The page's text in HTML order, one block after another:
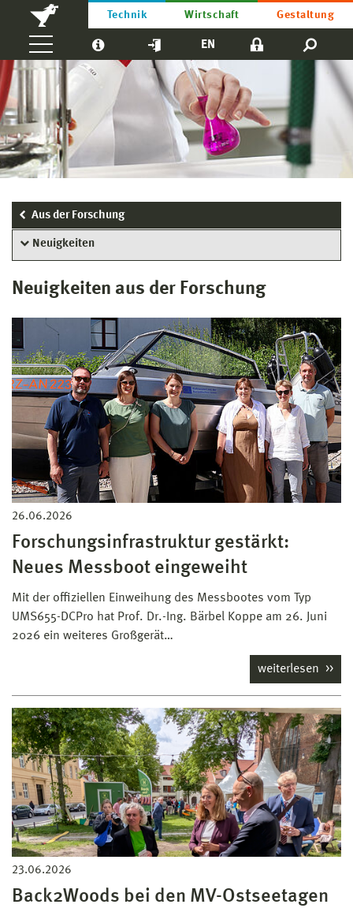
Technik Wirtschaft Gestaltung
EN
Aus der Forschung
Neuigkeiten
Neuigkeiten aus der Forschung
26.06.2026
Forschungsinfrastruktur gestärkt:
Neues Messboot eingeweiht
Mit der offiziellen Einweihung des Messbootes vom Typ
UMS655-DCPro hat Prof. Dr.-Ing. Bärbel Koppe am 26. Juni
2026 ein weiteres Großgerät…
weiterlesen
23.06.2026
Back2Woods bei den MV-Ostseetagen